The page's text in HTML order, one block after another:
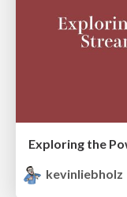
kevinliebholz